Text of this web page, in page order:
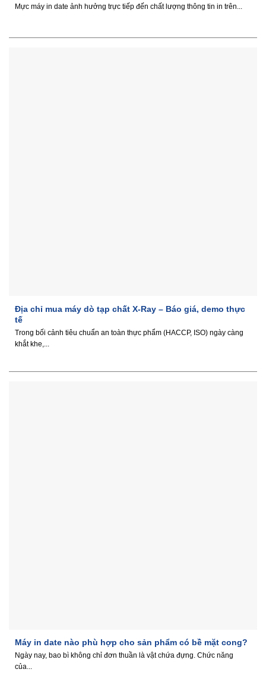
Mực máy in date ảnh hưởng trực tiếp đến chất lượng thông tin in trên...
Địa chỉ mua máy dò tạp chất X-Ray – Báo giá, demo thực
tế
Trong bối cảnh tiêu chuẩn an toàn thực phẩm (HACCP, ISO) ngày càng
khắt khe,...
Máy in date nào phù hợp cho sản phẩm có bề mặt cong?
Ngày nay, bao bì không chỉ đơn thuần là vật chứa đựng. Chức năng
của...